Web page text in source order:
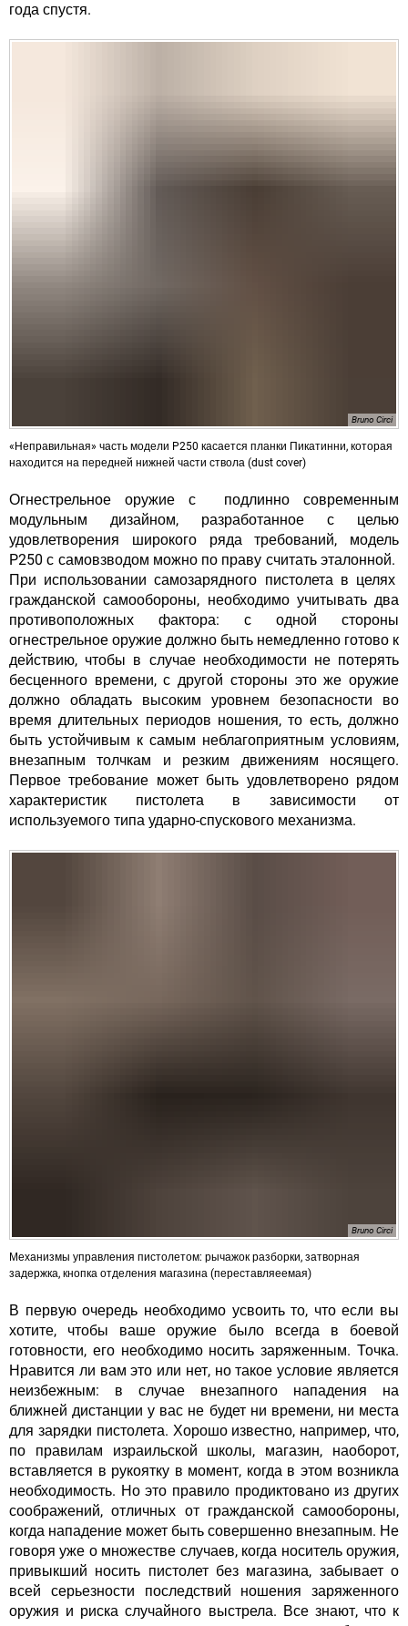
года спустя.
Bruno Circi
«Неправильная» часть модели P250 касается планки Пикатинни, которая
находится на передней нижней части ствола (dust cover)
Огнестрельное оружие с подлинно современным
модульным дизайном, разработанное с целью
удовлетворения широкого ряда требований, модель
P250 с самовзводом можно по праву считать эталонной.
При использовании самозарядного пистолета в целях
гражданской самообороны, необходимо учитывать два
противоположных фактора: с одной стороны
огнестрельное оружие должно быть немедленно готово к
действию, чтобы в случае необходимости не потерять
бесценного времени, с другой стороны это же оружие
должно обладать высоким уровнем безопасности во
время длительных периодов ношения, то есть, должно
быть устойчивым к самым неблагоприятным условиям,
внезапным толчкам и резким движениям носящего.
Первое требование может быть удовлетворено рядом
характеристик пистолета в зависимости от
используемого типа ударно-спускового механизма.
Bruno Circi
Механизмы управления пистолетом: рычажок разборки, затворная
задержка, кнопка отделения магазина (переставляеемая)
В первую очередь необходимо усвоить то, что если вы
хотите, чтобы ваше оружие было всегда в боевой
готовности, его необходимо носить заряженным. Точка.
Нравится ли вам это или нет, но такое условие является
неизбежным: в случае внезапного нападения на
ближней дистанции у вас не будет ни времени, ни места
для зарядки пистолета. Хорошо известно, например, что,
по правилам израильской школы, магазин, наоборот,
вставляется в рукоятку в момент, когда в этом возникла
необходимость. Но это правило продиктовано из других
соображений, отличных от гражданской самообороны,
когда нападение может быть совершенно внезапным. Не
говоря уже о множестве случаев, когда носитель оружия,
привыкший носить пистолет без магазина, забывает о
всей серьезности последствий ношения заряженного
оружия и риска случайного выстрела. Все знают, что к